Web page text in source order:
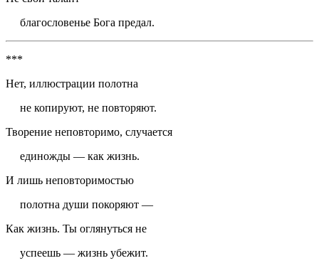
благословенье Бога предал.
***
Нет, иллюстрации полотна
не копируют, не повторяют.
Творение неповторимо, случается
единожды — как жизнь.
И лишь неповторимостью
полотна души покоряют —
Как жизнь. Ты оглянуться не
успеешь — жизнь убежит.